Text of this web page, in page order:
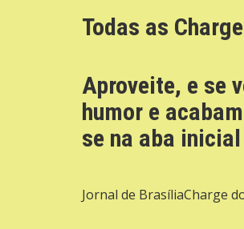
Todas as
Aproveite, e se
humor e
se na aba
Jornal de BrasíliaCharge